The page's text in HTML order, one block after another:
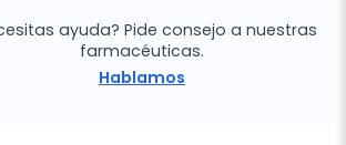
ayuda? Pide consejo a nuestras
farmacéuticas.
Hablamos